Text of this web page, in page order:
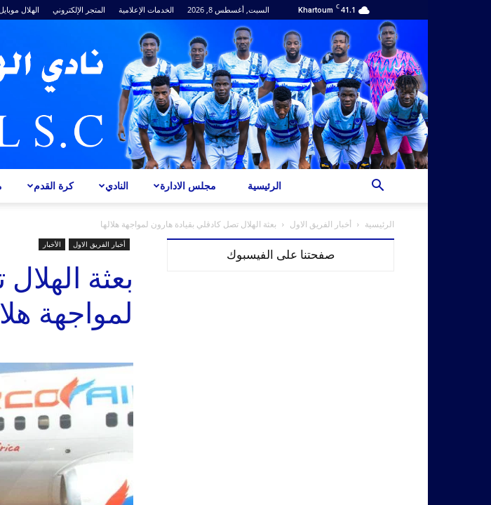
41.1
C
Khartoum السبت, أغسطس 8, 2026 الخدمات الإعلامية المتجر الإلكتروني الهلال
S.C
كرة القدم النادي مجلس الادارة الرئيسية
الرئيسية أخبار الفريق الاول بعثة الهلال تصل كادقلي بقيادة هارون لمواجهة هلالها
أخبار الفريق الاول الأخبار
بعثة
لمواجهة
صفحتنا على الفيسبوك